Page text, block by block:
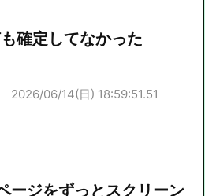
確定してなかった
2026/06/14(日) 18:59:51.51
ージをずっとスクリーン